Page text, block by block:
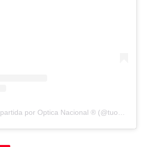
por Optica Nacional ® (@tuopticanacional)